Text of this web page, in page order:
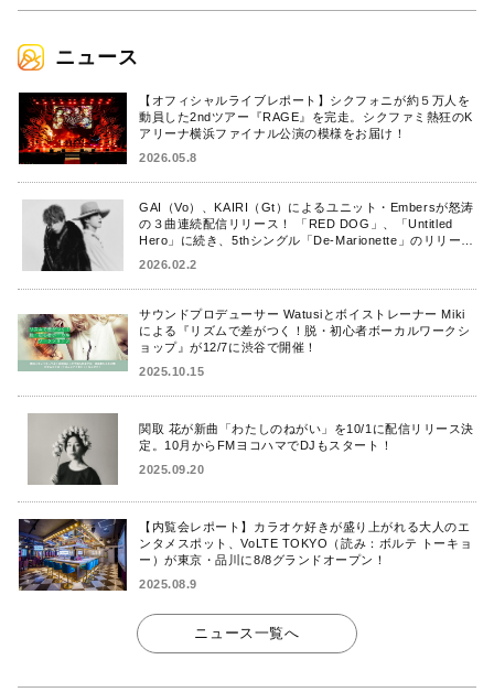
ニュース
【オフィシャルライブレポート】シクフォニが約５万人を
動員した2ndツアー『RAGE』を完走。シクファミ熱狂のK
アリーナ横浜ファイナル公演の模様をお届け！
2026.05.8
GAI（Vo）、KAIRI（Gt）によるユニット・Embersが怒涛
の３曲連続配信リリース！ 「RED DOG」、「Untitled
Hero」に続き、5thシングル「De-Marionette」のリリース
2026.02.2
サウンドプロデューサー Watusiとボイストレーナー Miki
による『リズムで差がつく！脱・初心者ボーカルワークシ
ョップ』が12/7に渋谷で開催！
2025.10.15
関取 花が新曲「わたしのねがい」を10/1に配信リリース決
定。10月からFMヨコハマでDJもスタート！
2025.09.20
【内覧会レポート】カラオケ好きが盛り上がれる大人のエ
ンタメスポット、VoLTE TOKYO（読み：ボルテ トーキョ
ー）が東京・品川に8/8グランドオープン！
2025.08.9
ニュース一覧へ